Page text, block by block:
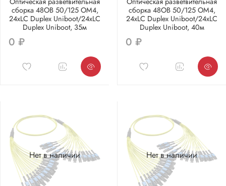
сборка 48ОВ 50/125 OM4,
24xLC Duplex Uniboot/24xLC
Duplex Uniboot, 35м
0 ₽
сборка 48ОВ 50/125 OM4,
24xLC Duplex Uniboot/24xLC
Duplex Uniboot, 40м
0 ₽
Нет в наличии Нет в наличии